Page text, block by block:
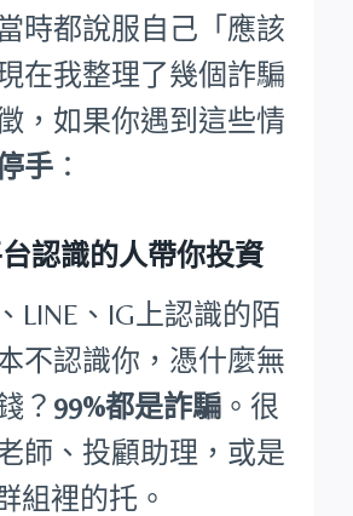
時都說服自己「應該
在我整理了幾個詐騙
，如果你遇到這些情
手 ：
認識的人帶你投資
LINE、IG上認識的陌
不認識你，憑什麼無
？ 99%都是詐騙 。很
師、投顧助理，或是
組裡的托。